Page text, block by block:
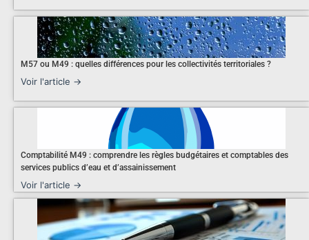
M57 ou M49 : quelles différences pour les collectivités territoriales ?
Voir l'article →
Comptabilité M49 : comprendre les règles budgétaires et comptables des
services publics d’eau et d’assainissement
Voir l'article →